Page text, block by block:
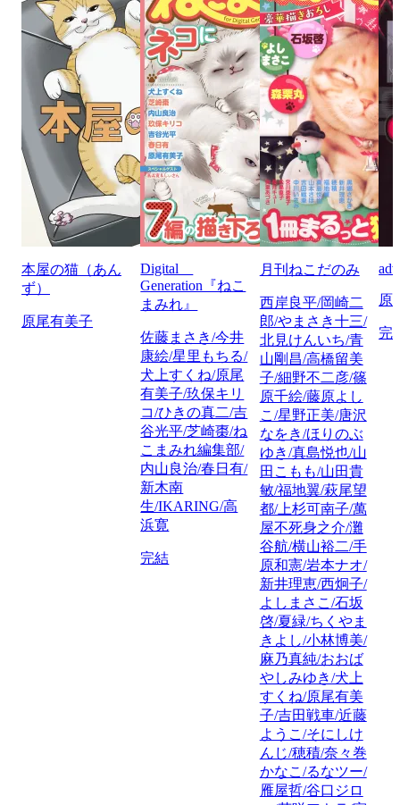
本屋の猫（あん
ず）
原尾有美子
Digital
Generation『ねこ
まみれ』
佐藤まさき/今井
康絵/星里もちる/
犬上すくね/原尾
有美子/玖保キリ
コ/ひきの真二/吉
谷光平/芝崎棗/ね
こまみれ編集部/
内山良治/春日有/
新木南
生/IKARING/高
浜寛
完結
月刊ねこだのみ
西岸良平/岡崎二
郎/やまさき十三/
北見けんいち/青
山剛昌/高橋留美
子/細野不二彦/篠
原千絵/藤原よし
こ/星野正美/唐沢
なをき/ほりのぶ
ゆき/真島悦也/山
田こもも/山田貴
敏/福地翼/萩尾望
都/上杉可南子/萬
屋不死身之介/灘
谷航/横山裕二/手
原和憲/岩本ナオ/
新井理恵/西炯子/
よしまさこ/石坂
啓/夏緑/ちくやま
きよし/小林博美/
麻乃真純/おおば
やしみゆき/犬上
すくね/原尾有美
子/吉田戦車/近藤
ようこ/そにしけ
んじ/穂積/奈々巻
かなこ/るなツー/
雁屋哲/谷口ジロ
原
完